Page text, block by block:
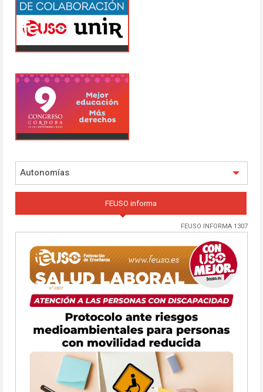
Autonomías
FEUSO informa
FEUSO INFORMA 1307